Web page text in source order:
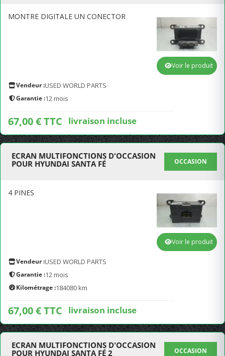
MONTRE DIGITALE UN CONECTOR
Vendeur :USED WORLD PARTS
Garantie :12 mois
67,00 € TTC livraison incluse
Voir le produit
ECRAN MULTIFONCTIONS D'OCCASION
POUR HYUNDAI SANTA FÉ
OCCASION
4 PINES
Vendeur :USED WORLD PARTS
Garantie :12 mois
Kilométrage :184080 km
67,00 € TTC livraison incluse
Voir le produit
ECRAN MULTIFONCTIONS D'OCCASION
POUR HYUNDAI SANTA FÉ 2
OCCASION